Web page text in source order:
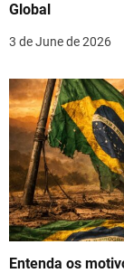
Global
3 de June de 2026
Entenda os